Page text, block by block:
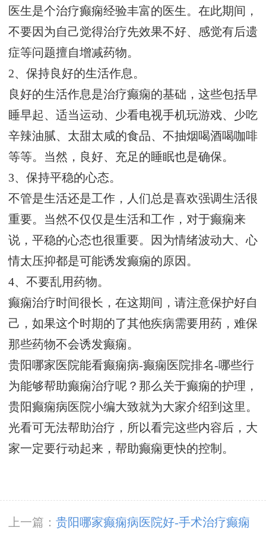
医生是个治疗癫痫经验丰富的医生。在此期间，
不要因为自己觉得治疗先效果不好、感觉有后遗
症等问题擅自增减药物。
2、保持良好的生活作息。
良好的生活作息是治疗癫痫的基础，这些包括早
睡早起、适当运动、少看电视手机玩游戏、少吃
辛辣油腻、太甜太咸的食品、不抽烟喝酒喝咖啡
等等。当然，良好、充足的睡眠也是确保。
3、保持平稳的心态。
不管是生活还是工作，人们总是喜欢强调生活很
重要。当然不仅仅是生活和工作，对于癫痫来
说，平稳的心态也很重要。因为情绪波动大、心
情太压抑都是可能诱发癫痫的原因。
4、不要乱用药物。
癫痫治疗时间很长，在这期间，请注意保护好自
己，如果这个时期的了其他疾病需要用药，难保
那些药物不会诱发癫痫。
贵阳哪家医院能看癫痫病-癫痫医院排名-哪些行
为能够帮助癫痫治疗呢？那么关于癫痫的护理，
贵阳癫痫病医院小编大致就为大家介绍到这里。
光看可无法帮助治疗，所以看完这些内容后，大
家一定要行动起来，帮助癫痫更快的控制。
上一篇： 贵阳哪家癫痫病医院好-手术治疗癫痫